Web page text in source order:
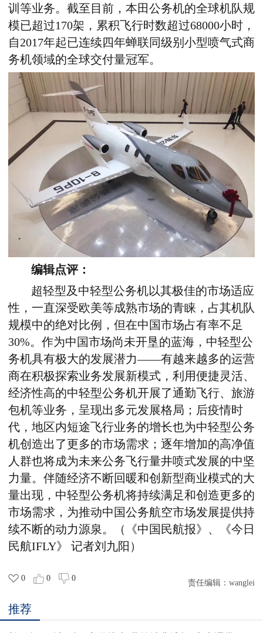
训等业务。截至目前，本田公务机的全球机队规
模已超过170架，累积飞行时数超过68000小时，
自2017年起已连续四年蝉联同级别小型喷气式商
务机领域的全球交付量冠军。
编辑点评：
超轻型及中轻型公务机以其极佳的市场适应
性，一直深受欧美等成熟市场的青睐，占其机队
规模中的绝对比例，但在中国市场占有率不足
30%。作为中国市场尚未开垦的蓝海，中轻型公
务机具有极大的发展潜力——有越来越多的运营
商在积极探索业务发展新模式，利用便捷灵活、
经济性高的中轻型公务机开展了通勤飞行、旅游
包机等业务，呈现出多元发展格局；后疫情时
代，地区内短途飞行业务的增长也为中轻型公务
机创造出了更多的市场需求；逐年增加的高净值
人群也将成为未来公务飞行量井喷式发展的中坚
力量。伴随经济不断回暖和创新型商业模式的大
量出现，中轻型公务机将持续满足和创造更多的
市场需求，为推动中国公务航空市场发展提供持
续不断的动力源泉。（《中国民航报》、《今日
民航IFLY》 记者刘九阳）
0 0 0
责任编辑： wanglei
推荐